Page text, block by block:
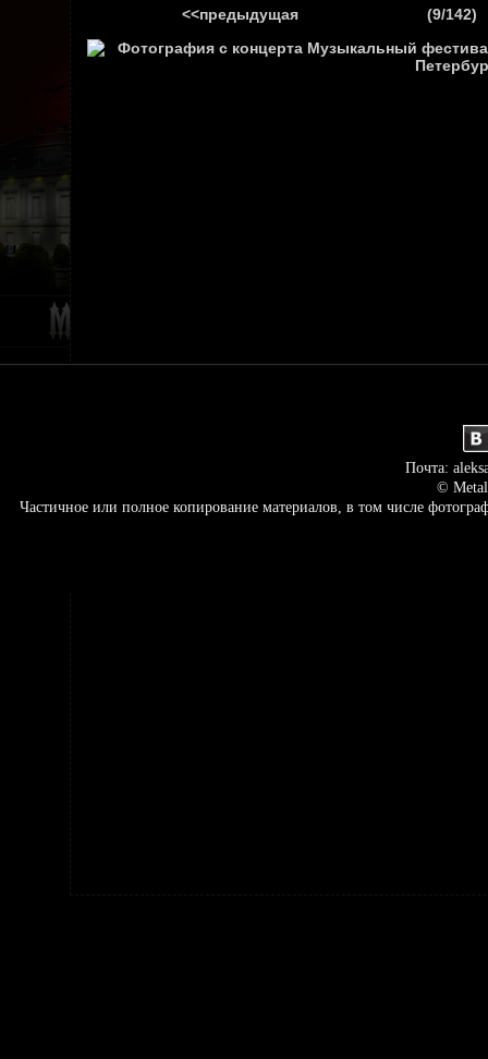
<<предыдущая (9/142)
Почта:
©
Частичное или полное копирование материалов, в том числе